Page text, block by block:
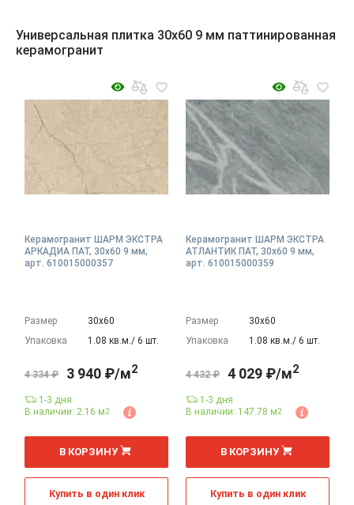
Универсальная плитка 30x60 9 мм паттинированная
керамогранит
Керамогранит ШАРМ ЭКСТРА
АРКАДИА ПАТ, 30x60 9 мм,
арт. 610015000357
Размер
30х60
Упаковка
1.08 кв.м./ 6 шт.
4 334 ₽ 3 940 ₽/м2
1-3 дня
В наличии: 2.16 м2
м
В КОРЗИНУ
Купить в один клик
Керамогранит ШАРМ ЭКСТРА
АТЛАНТИК ПАТ, 30x60 9 мм,
арт. 610015000359
Размер
30х60
Упаковка
1.08 кв.м./ 6 шт.
4 432 ₽ 4 029 ₽/м2
1-3 дня
В наличии: 147.78 м2
м
В КОРЗИНУ
Купить в один клик